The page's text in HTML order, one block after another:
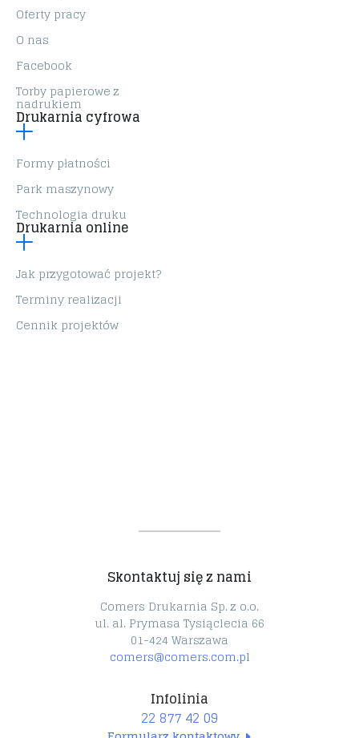
Oferty pracy
O nas
Facebook
Torby papierowe z
nadrukiem
Drukarnia cyfrowa
Formy płatności
Park maszynowy
Technologia druku
Drukarnia online
Jak przygotować projekt?
Terminy realizacji
Cennik projektów
Skontaktuj się z nami
Comers Drukarnia Sp. z o.o.
ul. al. Prymasa Tysiąclecia 66
01-424 Warszawa
comers@comers.com.pl
Infolinia
22 877 42 09